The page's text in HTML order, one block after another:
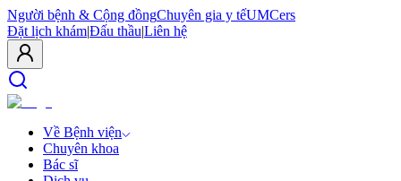
Người bệnh & Cộng đồngChuyên gia y tếUMCers
Đặt lịch khám|Đấu thầu|Liên hệ
Về Bệnh viện
Chuyên khoa
Bác sĩ